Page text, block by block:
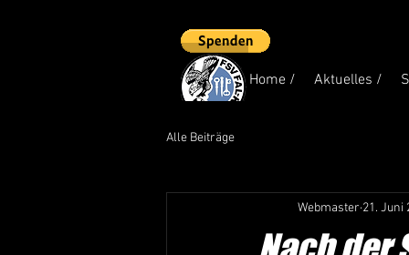
Home / Aktuelles /
Alle Beiträge
Webmaster 21. Juni